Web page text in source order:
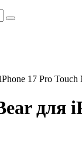
17 Pro
для